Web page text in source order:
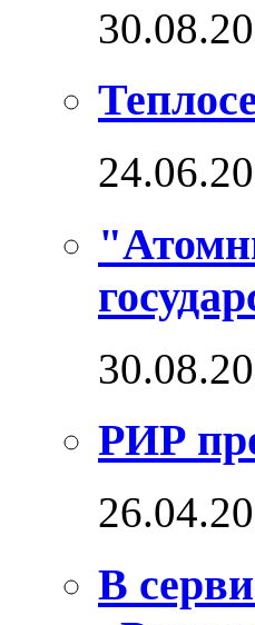
РИР
В